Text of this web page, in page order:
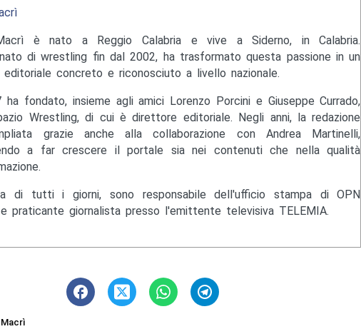
è nato a Reggio Calabria e vive a Siderno, in Calabria.
di wrestling fin dal 2002, ha trasformato questa passione in un
concreto e riconosciuto a livello nazionale.
ha fondato, insieme agli amici Lorenzo Porcini e Giuseppe Currado,
Wrestling, di cui è direttore editoriale. Negli anni, la redazione
grazie anche alla collaborazione con Andrea Martinelli,
a far crescere il portale sia nei contenuti che nella qualità
di tutti i giorni, sono responsabile dell'ufficio stampa di OPN
praticante giornalista presso l'emittente televisiva TELEMIA.